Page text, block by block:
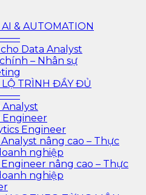
AUTOMATION
Data Analyst
– Nhân sự
TRÌNH ĐẦY ĐỦ
Analyst
Engineer
Engineer
nâng cao – Thực
nghiệp
nâng cao – Thực
nghiệp